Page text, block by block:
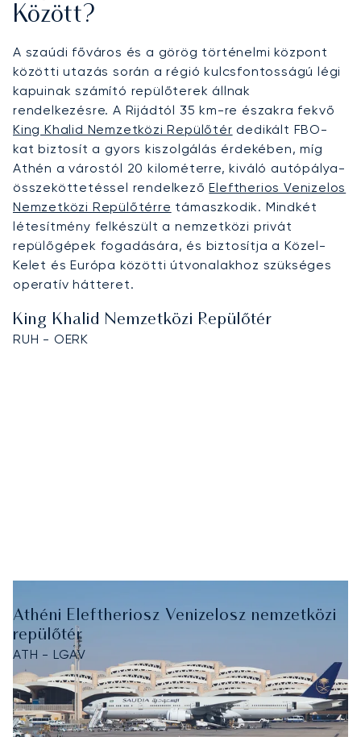
Között?
A szaúdi főváros és a görög történelmi központ
közötti utazás során a régió kulcsfontosságú légi
kapuinak számító repülőterek állnak
rendelkezésre. A Rijádtól 35 km-re északra fekvő
King Khalid Nemzetközi Repülőtér dedikált FBO-
kat biztosít a gyors kiszolgálás érdekében, míg
Athén a várostól 20 kilométerre, kiváló autópálya-
összeköttetéssel rendelkezőEleftherios Venizelos
Nemzetközi Repülőtérre támaszkodik. Mindkét
létesítmény felkészült a nemzetközi privát
repülőgépek fogadására, és biztosítja a Közel-
Kelet és Európa közötti útvonalakhoz szükséges
operatív hátteret.
King Khalid Nemzetközi Repülőtér
RUH - OERK
Athéni Eleftheriosz Venizelosz nemzetközi
repülőtér
ATH - LGAV